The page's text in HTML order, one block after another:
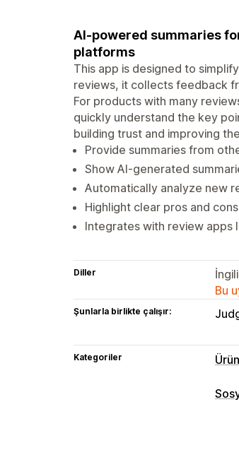
AI-powered summaries
platforms
This app is designed to
reviews, it collects feedback
For products with many
quickly understand the key
building trust and improving
Provide summaries from
Show AI-generated
Automatically analyze new
Highlight clear pros and
Integrates with review apps
Diller
Bu
Şunlarla birlikte çalışır:
Kategoriler